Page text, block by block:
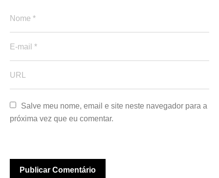
Salve meu nome, email e site neste navegador para a
próxima vez que eu comentar.